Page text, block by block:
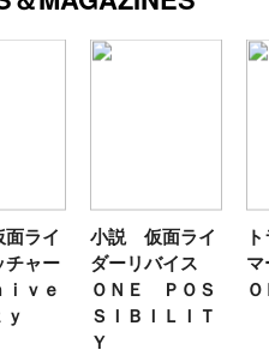
ライ
チャー
ｖｅ
小説 仮面ライ
ダーリバイス
ＯＮＥ ＰＯＳ
ＳＩＢＩＬＩＴ
Ｙ